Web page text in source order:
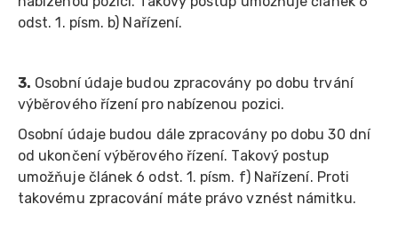
odst. 1. písm. b) Nařízení.
3. Osobní údaje budou zpracovány po dobu trvání
výběrového řízení pro nabízenou pozici.
Osobní údaje budou dále zpracovány po dobu 30 dní
od ukončení výběrového řízení. Takový postup
umožňuje článek 6 odst. 1. písm. f) Nařízení. Proti
takovému zpracování máte právo vznést námitku.